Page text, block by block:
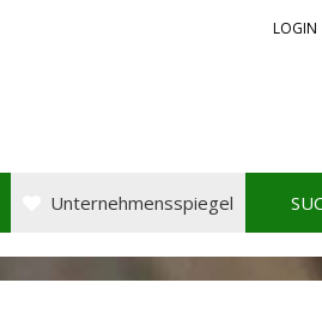
LOGIN
Unternehmensspiegel